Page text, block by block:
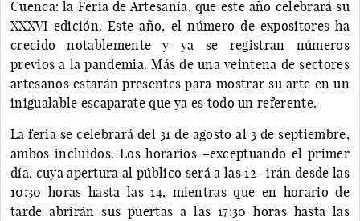
Cuenca: la Feria de Artesanía, que este año celebrará su
XXXVI edición. Este año, el número de expositores ha
crecido notablemente y ya se registran números
previos a la pandemia. Más de una veintena de sectores
artesanos estarán presentes para mostrar su arte en un
inigualable escaparate que ya es todo un referente.
La feria se celebrará del 31 de agosto al 3 de septiembre,
ambos incluidos. Los horarios –exceptuando el primer
día, cuya apertura al público será a las 12- irán desde las
10:30 horas hasta las 14, mientras que en horario de
tarde abrirán sus puertas a las 17:30 horas hasta las